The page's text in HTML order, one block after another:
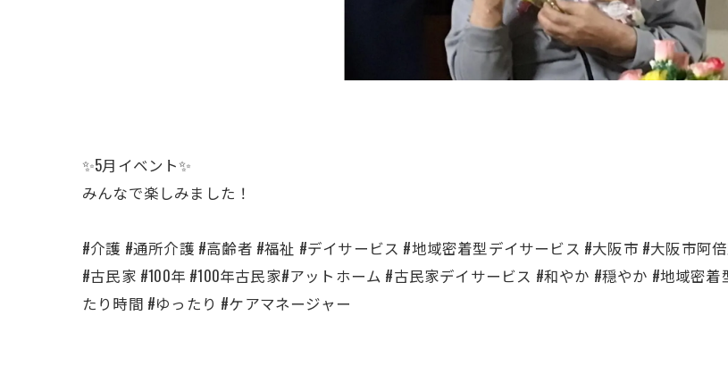
✨5月イベント✨
みんなで楽しみました！
#介護 #通所介護 #高齢者 #福祉 #デイサービス #地域密着型デイサービス #大阪市 #大阪市阿
#古民家 #100年 #100年古民家#アットホーム #古民家デイサービス #和やか #穏やか #地域密
たり時間 #ゆったり #ケアマネージャー